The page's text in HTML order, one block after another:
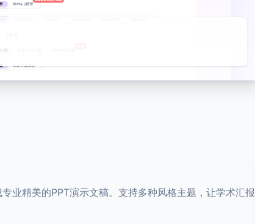
业精美的PPT演示文稿。支持多种风格主题，让学术汇报